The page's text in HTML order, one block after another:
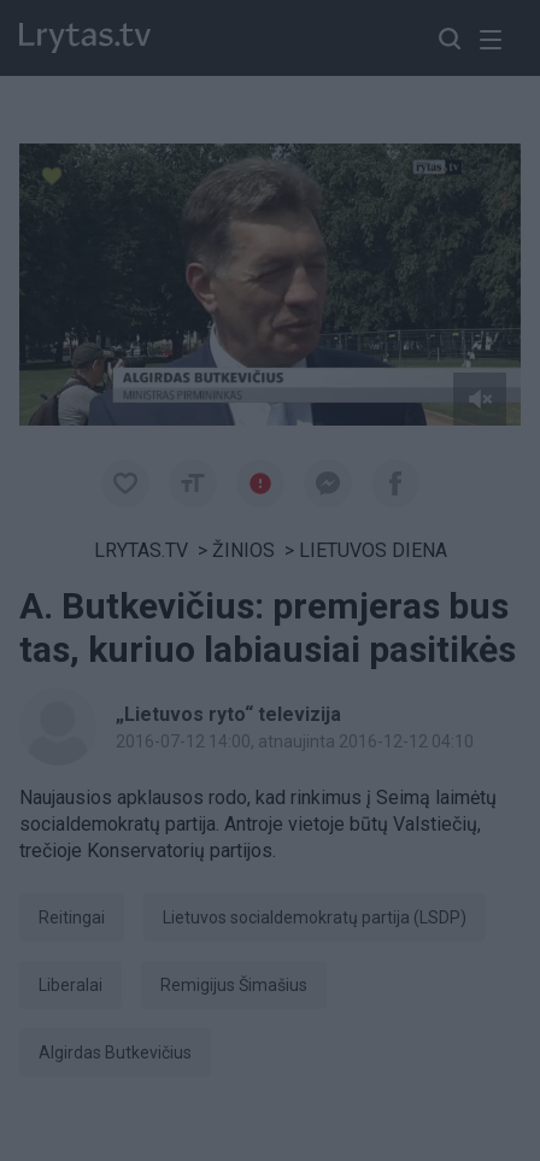
Paremkite Ukrainą
LRYTAS.TV > ŽINIOS > LIETUVOS DIENA
A. Butkevičius: premjeras bus
tas, kuriuo labiausiai pasitikės
„Lietuvos ryto“ televizija
2016-07-12 14:00, atnaujinta 2016-12-12 04:10
Naujausios apklausos rodo, kad rinkimus į Seimą laimėtų
socialdemokratų partija. Antroje vietoje būtų Valstiečių,
trečioje Konservatorių partijos.
reitingai Lietuvos socialdemokratų partija (LSDP)
Liberalai Remigijus Šimašius
Algirdas Butkevičius